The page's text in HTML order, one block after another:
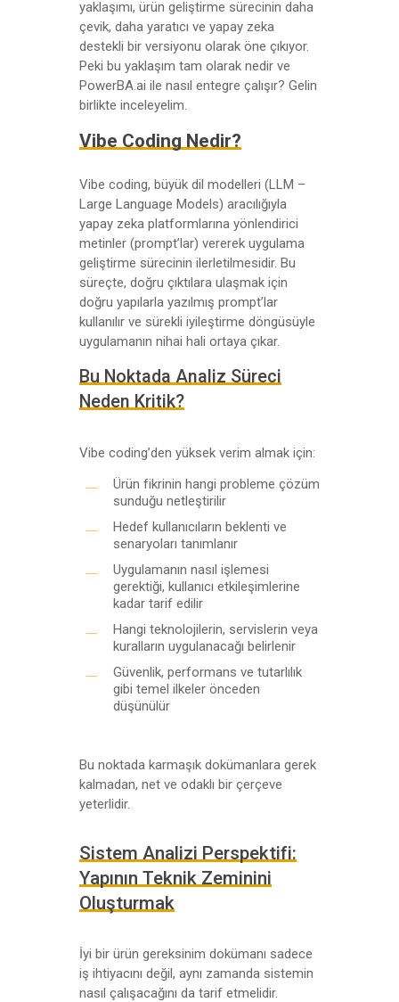
yaklaşımı, ürün geliştirme sürecinin daha
çevik, daha yaratıcı ve yapay zeka
destekli bir versiyonu olarak öne çıkıyor.
Peki bu yaklaşım tam olarak nedir ve
PowerBA.ai ile nasıl entegre çalışır? Gelin
birlikte inceleyelim.
Vibe Coding Nedir?
Vibe coding, büyük dil modelleri (LLM –
Large Language Models) aracılığıyla
yapay zeka platformlarına yönlendirici
metinler (prompt’lar) vererek uygulama
geliştirme sürecinin ilerletilmesidir. Bu
süreçte, doğru çıktılara ulaşmak için
doğru yapılarla yazılmış prompt’lar
kullanılır ve sürekli iyileştirme döngüsüyle
uygulamanın nihai hali ortaya çıkar.
Bu Noktada Analiz Süreci
Neden Kritik?
Vibe coding’den yüksek verim almak için:
Ürün fikrinin hangi probleme çözüm
sunduğu netleştirilir
Hedef kullanıcıların beklenti ve
senaryoları tanımlanır
Uygulamanın nasıl işlemesi
gerektiği, kullanıcı etkileşimlerine
kadar tarif edilir
Hangi teknolojilerin, servislerin veya
kuralların uygulanacağı belirlenir
Güvenlik, performans ve tutarlılık
gibi temel ilkeler önceden
düşünülür
Bu noktada karmaşık dokümanlara gerek
kalmadan, net ve odaklı bir çerçeve
yeterlidir.
Sistem Analizi Perspektifi:
Yapının Teknik Zeminini
Oluşturmak
İyi bir ürün gereksinim dokümanı sadece
iş ihtiyacını değil, aynı zamanda sistemin
nasıl çalışacağını da tarif etmelidir.